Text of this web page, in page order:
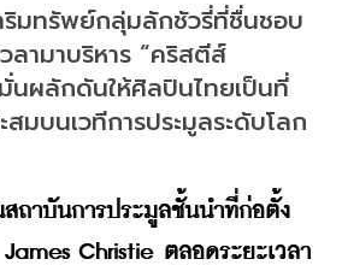
มทรัพย์กลุ่มลักชัวรี่ที่ชื่นชอบ
ลามาบริหาร “คริสตีส์
นผลักดันให้ศิลปินไทยเป็นที่
มบนเวทีการประมูลระดับโลก
สถาบันการประมูลชั้นนำที่ก่อตั้ง
Christie ตลอดระยะเวลา